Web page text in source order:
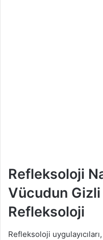
Refleksoloji
Vücudun Gizli
Refleksoloji
Refleksoloji